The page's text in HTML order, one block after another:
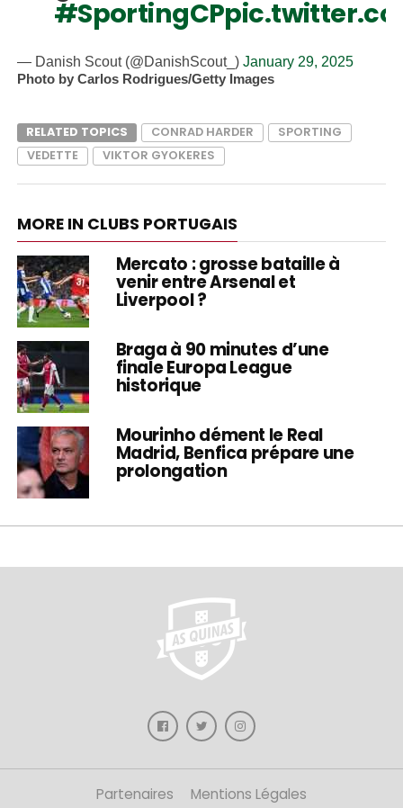
#SportingCP
— Danish Scout (@DanishScout_) January 29, 2025
Photo by Carlos Rodrigues/Getty Images
RELATED TOPICS CONRAD HARDER
SPORTING
VEDETTE
VIKTOR GYOKERES
MORE IN CLUBS PORTUGAIS
Mercato : grosse bataille à
venir entre Arsenal et
Liverpool ?
Braga à 90 minutes d’une
finale Europa League
historique
Mourinho dément le Real
Madrid, Benfica prépare une
prolongation
Partenaires
Mentions Légales